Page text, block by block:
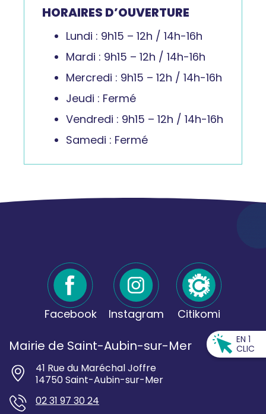
HORAIRES D’OUVERTURE
Lundi : 9h15 – 12h / 14h-16h
Mardi : 9h15 – 12h / 14h-16h
Mercredi : 9h15 – 12h / 14h-16h
Jeudi : Fermé
Vendredi : 9h15 – 12h / 14h-16h
Samedi : Fermé
Facebook Instagram Citikomi
Mairie de Saint-Aubin-sur-Mer
41 Rue du Maréchal Joffre
14750 Saint-Aubin-sur-Mer
02 31 97 30 24
EN 1
CLIC